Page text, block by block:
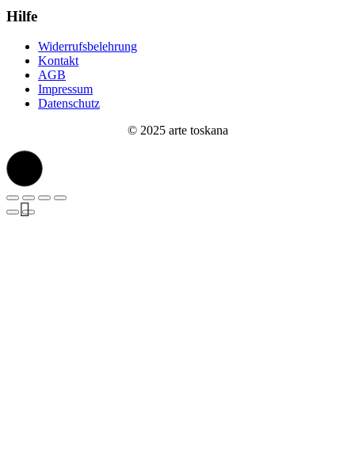
Hilfe
Widerrufsbelehrung
Kontakt
AGB
Impressum
Datenschutz
© 2025 arte toskana